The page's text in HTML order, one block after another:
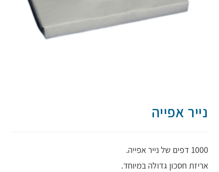
נייר אפייה
1000 דפים של נייר אפייה.
אריזת חסכון גדולה במיוחד.